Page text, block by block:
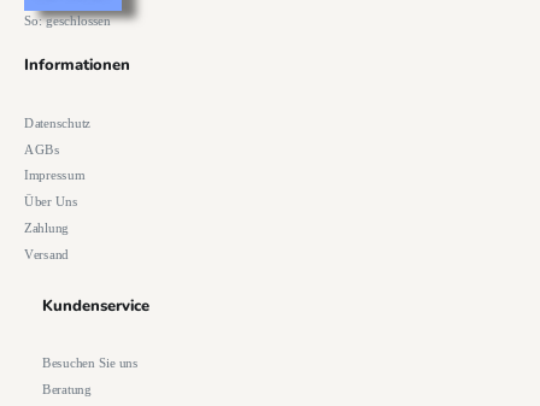
So: geschlossen
Informationen
Datenschutz
AGBs
Impressum
Über Uns
Zahlung
Versand
Kundenservice
Besuchen Sie uns
Beratung